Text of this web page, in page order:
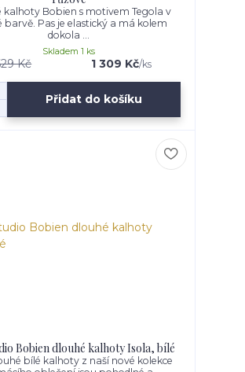
kalhoty Bobien s motivem Tegola v
barvě. Pas je elastický a má kolem
dokola ...
Kč 1 309 Kč/ks
Skladem 1 ks
Přidat do košíku
Bobien dlouhé kalhoty Isola, bílé
bílé kalhoty z naší nové kolekce